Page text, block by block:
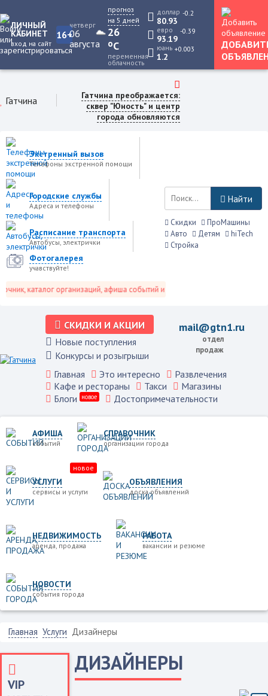
ЛИЧНЫЙ
КАБИНЕТ
вход на сайт
16+
четверг
06
августа
прогноз
на 5 дней
26
oC
переменная
облачность
доллар
80.93
-0.2
евро
93.19
-0.39
юань
1.2
+0.003
Гатчина
Гатчина преображается:
сквер "Юность" и центр
города обновляются
Экстренный вызов
Телефоны экстренной помощи
Городские службы
Адреса и телефоны
Расписание транспорта
Автобусы, электрички
Фотогалерея
учавствуйте!
каталог организаций, афиша событий и не только это.
Найти
Скидки
ПроМашины
Авто
Детям
hiTech
Стройка
СКИДКИ И АКЦИИ
Новые поступления
Конкурсы и розыгрыши
mail@gtn1.ru
отдел
продаж
Главная Это интересно
Развлечения
Кафе и рестораны
Такси
Магазины
Блоги
новое Достопримечательности
АФИША
событий
СПРАВОЧНИК
организации города
УСЛУГИ
сервисы и услуги
новое
ОБЪЯВЛЕНИЯ
доска объявлений
НЕДВИЖИМОСТЬ
аренда, продажа
РАБОТА
вакансии и резюме
НОВОСТИ
события города
Главная Услуги Дизайнеры
VIP
ДИЗАЙНЕРЫ